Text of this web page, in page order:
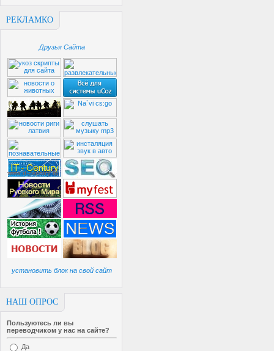
РЕКЛАМКО
Друзья Сайта
установить блок на свой сайт
НАШ ОПРОС
Пользуютесь ли вы
переводчиком у нас на сайте?
Да